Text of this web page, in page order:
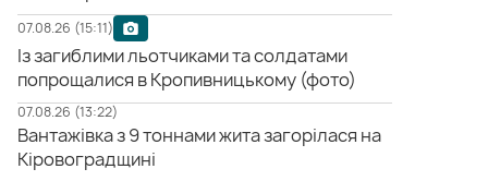
07.08.26 (15:11)
Із загиблими льотчиками та солдатами
попрощалися в Кропивницькому (фото)
07.08.26 (13:22)
Вантажівка з 9 тоннами жита загорілася на
Кіровоградщині